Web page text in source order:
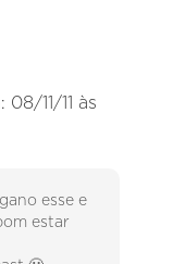
08/11/11 às
esse e
estar